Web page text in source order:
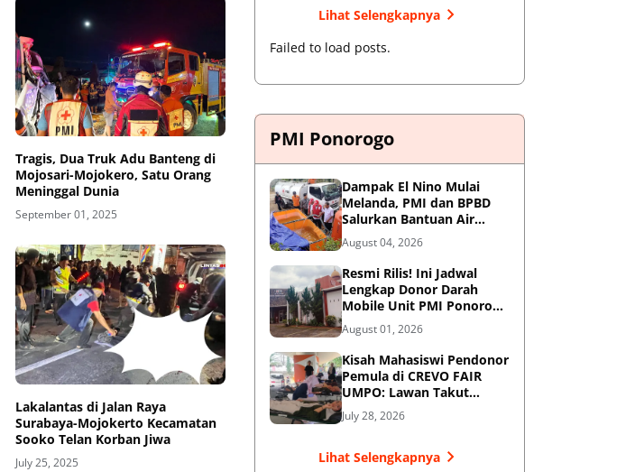
Tragis, Dua Truk Adu Banteng di
Mojosari-Mojokero, Satu Orang
Meninggal Dunia
September 01, 2025
Lakalantas di Jalan Raya
Surabaya-Mojokerto Kecamatan
Sooko Telan Korban Jiwa
July 25, 2025
Lihat Selengkapnya
Failed to load posts.
PMI Ponorogo
Dampak El Nino Mulai
Melanda, PMI dan BPBD
Salurkan Bantuan Air
Bersih ke Desa Terdampak
di Ponorogo
August 04, 2026
Resmi Rilis! Ini Jadwal
Lengkap Donor Darah
Mobile Unit PMI Ponorogo
Agustus 2026
August 01, 2026
Kisah Mahasiswi Pendonor
Pemula di CREVO FAIR
UMPO: Lawan Takut
Jarum Suntik demi
Kemanusiaan
July 28, 2026
Lihat Selengkapnya